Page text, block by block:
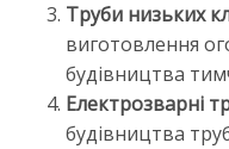
Труби низьких
виготовлення
будівництва
Електрозварні
будівництва